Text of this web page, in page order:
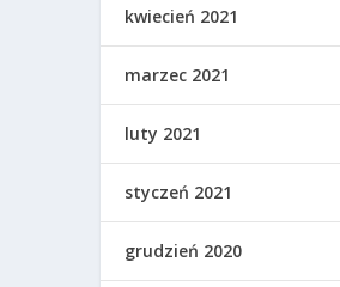
kwiecień 2021
marzec 2021
luty 2021
styczeń 2021
grudzień 2020